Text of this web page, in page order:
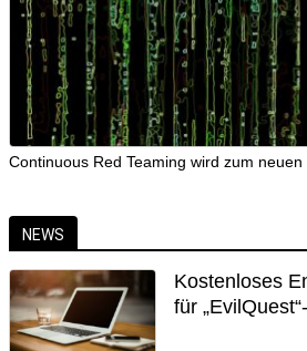
Continuous Red Teaming wird zum neuen
NEWS
Kostenloses
für